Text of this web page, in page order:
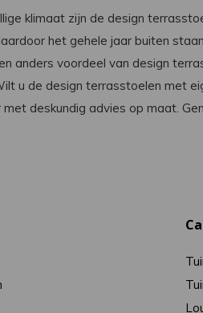
klimaat zijn de design
het gehele jaar buiten
anders voordeel van design
u de design terrasstoelen met
deskundig advies op maat.